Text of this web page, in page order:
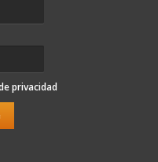
privacidad